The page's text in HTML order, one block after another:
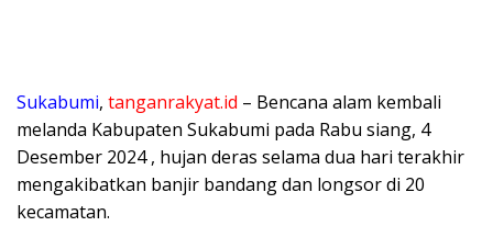
Sukabumi, tanganrakyat.id – Bencana alam kembali
melanda Kabupaten Sukabumi pada Rabu siang, 4
Desember 2024 , hujan deras selama dua hari terakhir
mengakibatkan banjir bandang dan longsor di 20
kecamatan.